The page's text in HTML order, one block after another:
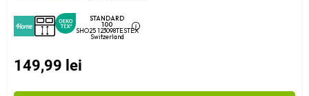
STANDARD
100
SHO25 123098TESTEX
Switzerland
149,99 lei